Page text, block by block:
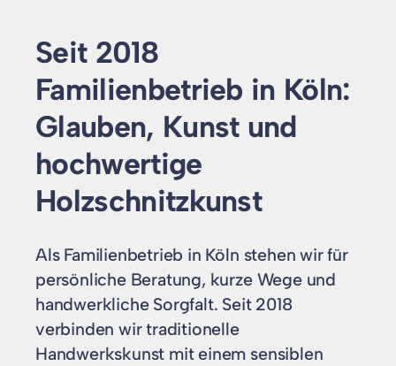
Seit 2018
Familienbetrieb in Köln:
Glauben, Kunst und
hochwertige
Holzschnitzkunst
Als Familienbetrieb in Köln stehen wir für
persönliche Beratung, kurze Wege und
handwerkliche Sorgfalt. Seit 2018
verbinden wir traditionelle
Handwerkskunst mit einem sensiblen